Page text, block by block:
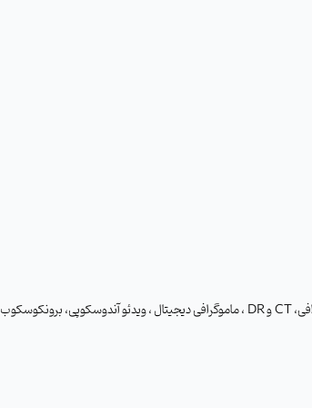
CT
DR ، ماموگرافی دیجیتال ، ویدئو آندوسکوپی، برونکوسکوب، رادیولوژی پرتابل، فلورسکوپی ،